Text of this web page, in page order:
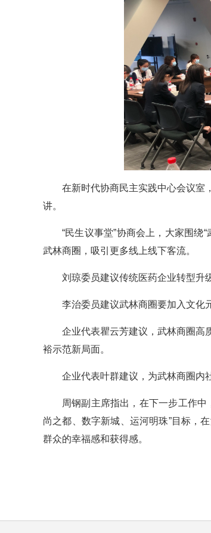
在新时代协商民主实践中心会议室
讲。
“民生议事堂”协商会上，大家围绕
武林商圈，吸引更多线上线下客流。
刘琼委员建议传统医药企业转型升
李治委员建议武林商圈要加入文化
企业代表瞿云芳建议，武林商圈高
裕示范新局面。
企业代表叶群建议，为武林商圈内
周钢副主席指出，在下一步工作
尚之都、数字新城、运河明珠”目标，
群众的幸福感和获得感。